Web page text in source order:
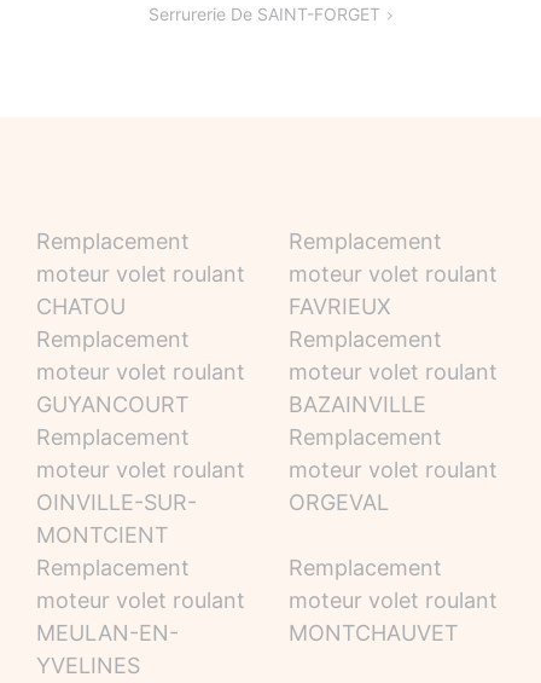
Serrurerie De SAINT-FORGET
Remplacement
moteur volet roulant
CHATOU
Remplacement
moteur volet roulant
FAVRIEUX
Remplacement
moteur volet roulant
GUYANCOURT
Remplacement
moteur volet roulant
BAZAINVILLE
Remplacement
moteur volet roulant
OINVILLE-SUR-
MONTCIENT
Remplacement
moteur volet roulant
ORGEVAL
Remplacement
moteur volet roulant
MEULAN-EN-
YVELINES
Remplacement
moteur volet roulant
MONTCHAUVET